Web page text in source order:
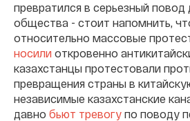
превратился в серьезный повод
общества - стоит напомнить,
относительно массовые
носили откровенно
казахстанцы протестовали
превращения страны в
независимые казахстанские
давно бьют тревогу по поводу